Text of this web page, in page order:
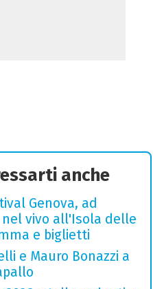
anche
Genova, ad
vivo all'Isola delle
e biglietti
e Mauro Bonazzi a